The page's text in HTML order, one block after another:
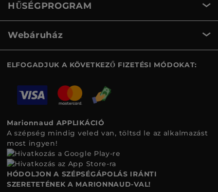
HŰSÉGPROGRAM
Webáruház
ELFOGADJUK A KÖVETKEZŐ FIZETÉSI MÓDOKAT:
Marionnaud APPLIKÁCIÓ
A szépség mindig veled van, töltsd le az alkalmazást
most ingyen!
HÓDOLJON A SZÉPSÉGÁPOLÁS IRÁNTI
SZERETETÉNEK A MARIONNAUD-VAL!